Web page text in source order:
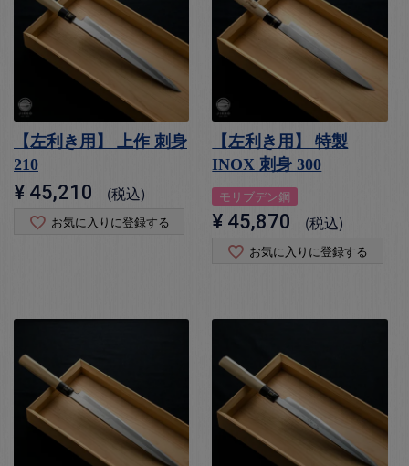
【左利き用】 上作 刺身
210
¥ 45,210 税込
お気に入りに登録する
【左利き用】 特製
INOX 刺身 300
モリブデン鋼
¥ 45,870 税込
お気に入りに登録する